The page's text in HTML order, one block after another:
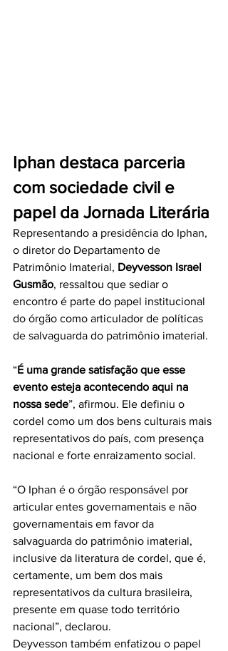
Iphan destaca parceria
com sociedade civil e
papel da Jornada Literária
Representando a presidência do Iphan,
o diretor do Departamento de
Patrimônio Imaterial, Deyvesson Israel
Gusmão, ressaltou que sediar o
encontro é parte do papel institucional
do órgão como articulador de políticas
de salvaguarda do patrimônio imaterial.
“É uma grande satisfação que esse
evento esteja acontecendo aqui na
nossa sede”, afirmou. Ele definiu o
cordel como um dos bens culturais mais
representativos do país, com presença
nacional e forte enraizamento social.
“O Iphan é o órgão responsável por
articular entes governamentais e não
governamentais em favor da
salvaguarda do patrimônio imaterial,
inclusive da literatura de cordel, que é,
certamente, um bem dos mais
representativos da cultura brasileira,
presente em quase todo território
nacional”, declarou.
Deyvesson também enfatizou o papel